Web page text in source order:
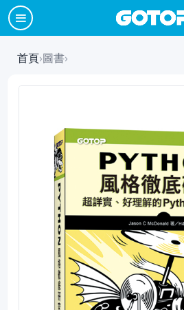
首頁›圖書›